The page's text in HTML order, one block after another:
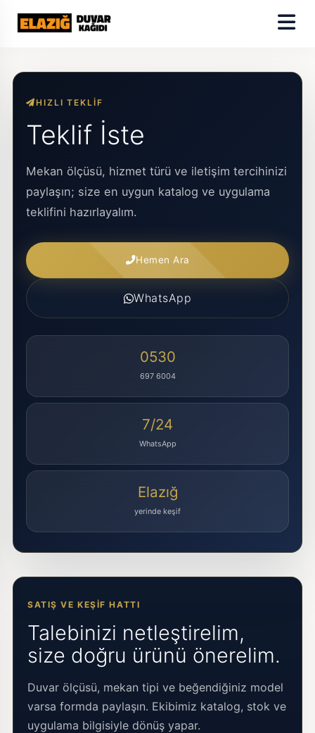
HIZLI TEKLIF
Teklif İste
Mekan ölçüsü, hizmet türü ve iletişim tercihinizi
paylaşın; size en uygun katalog ve uygulama
teklifini hazırlayalım.
Hemen Ara
WhatsApp
0530
697 6004
7/24
WhatsApp
Elazığ
yerinde keşif
SATIŞ VE KEŞIF HATTI
Talebinizi netleştirelim,
size doğru ürünü önerelim.
Duvar ölçüsü, mekan tipi ve beğendiğiniz model
varsa formda paylaşın. Ekibimiz katalog, stok ve
uygulama bilgisiyle dönüş yapar.